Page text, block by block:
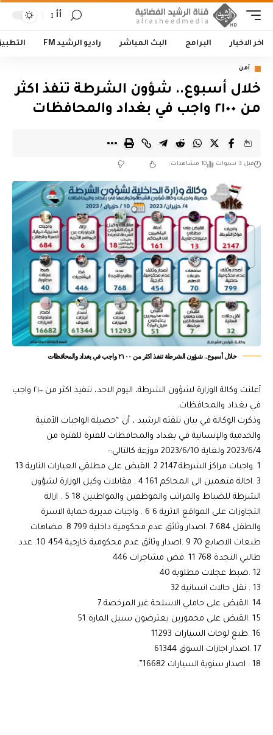
أأ
اخر الاخبار البرامج البث المباشر راديو الرشيد FM
أمن
خلال أسبوع.. شؤون الشرطة تنفذ اكثر
من ٢١٠٠ واجب في بغداد والمحافظات
قبل 3 سنوات 10 مشاهدات
خلال أسبوع.. شؤون الشرطة تنفذ اكثر من ٢١٠٠ واجب في بغداد والمحافظات
أعلنت وكالة الوزارة لشؤون الشرطة، اليوم الاحد، تنفيذ اكثر من ٢١٠٠ واجب
في بغداد والمحافظات.
وذكرت الوكالة في بيان تلقته الرشيد ، أن “حصيلة الواجبات الأمنية
والخدمية والإنسانية في بغداد والمحافظات للفترة للفترة من
2023/6/4 ولغاية 2023/6/10 موزعة كالتالي:-
1 .واجبات مراكز الشرطة 2147 2 .القبض على مطلقي العيارات النارية 13
3 .احالة متهمين الى المحاكم 161 4 . مقابلات وكيل الوزارة لشؤون
الشرطة للضباط والمراتب والموظفين والمواطنين 18 5 . ازالة
التجاوزات على المواقع الاثرية 6 6 . واجبات مديرية حماية الاسرة
والطفل 684 7 .اصدار وثائق عدم محكومية داخلية 799 8 .مضاهات
طبعات الاصابع 70 9 .اصدار وثائق عدم محكومية خارجية 454 10. عدد
طالبي النجدة 768 11 .فض مشاجرات 446
12 .ضبط عجلات مطلوبة 40
13 . نقل حالات انسانية 32
14 .القبض على حاملي الاسلحة غير المرخصة 7
15 .القبض على مخمورين يعترضون سبيل المارة 51
16 .طبع لوحات السيارات 11293
17 .اصدار اجازات السوق 61344
18 . اصدار سنوية السيارات 16682”.